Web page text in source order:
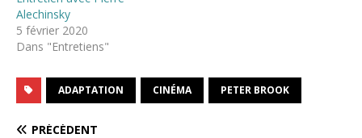
Alechinsky
5 février 2020
Dans "Entretiens"
ADAPTATION CINÉMA PETER BROOK
PRÉCÉDENT